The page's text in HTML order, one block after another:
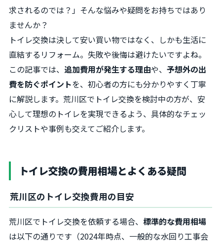
求されるのでは？」そんな悩みや疑問をお持ちではあり
ませんか？
トイレ交換は決して安い買い物ではなく、しかも生活に
直結するリフォーム。失敗や後悔は避けたいですよね。
この記事では、 追加費用が発生する理由や、 予想外の出
費を防ぐポイントを、初心者の方にも分かりやすく丁寧
に解説します。荒川区でトイレ交換を検討中の方が、安
心して理想のトイレを実現できるよう、具体的なチェッ
クリストや事例も交えてご紹介します。
トイレ交換の費用相場とよくある疑問
荒川区のトイレ交換費用の目安
荒川区でトイレ交換を依頼する場合、 標準的な費用相場
は以下の通りです（2024年時点、一般的な水回り工事会